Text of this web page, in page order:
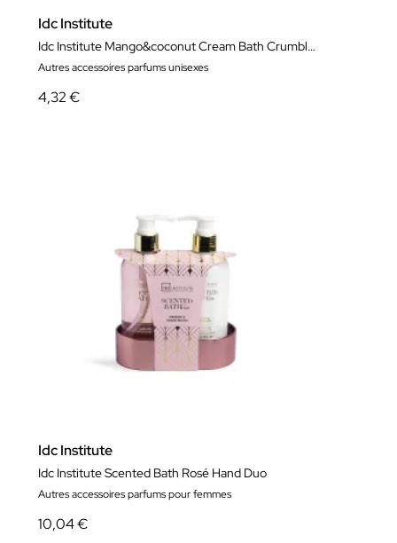
Idc Institute
Idc Institute Mango&coconut Cream Bath Crumble Can
Autres accessoires parfums unisexes
4,32 €
Idc Institute
Idc Institute Scented Bath Rosé Hand Duo
Autres accessoires parfums pour femmes
10,04 €